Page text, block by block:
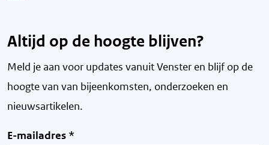
Altijd op de hoogte blijven?
Meld je aan voor updates vanuit Venster en blijf op de
hoogte van van bijeenkomsten, onderzoeken en
nieuwsartikelen.
E-mailadres *